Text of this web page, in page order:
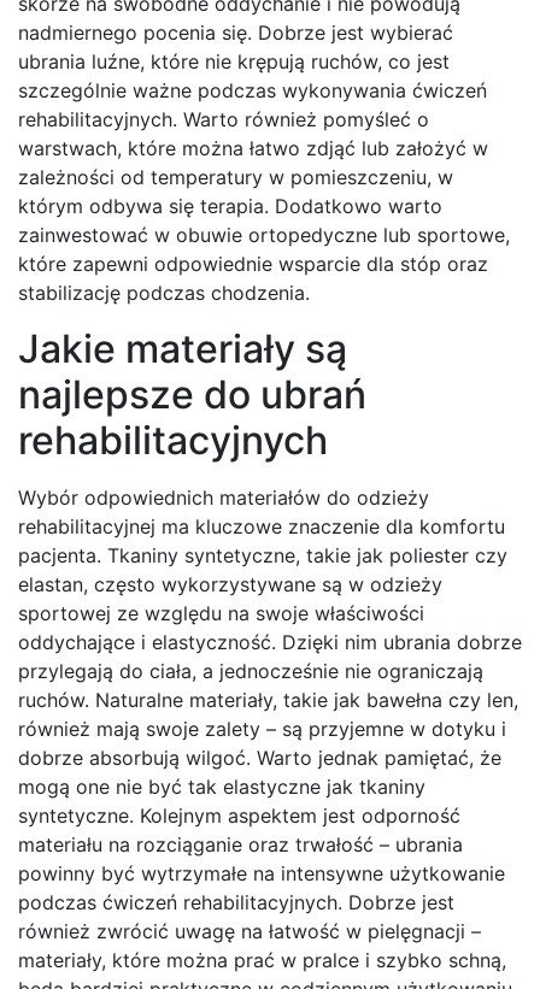
nadmiernego pocenia się. Dobrze jest wybierać
ubrania luźne, które nie krępują ruchów, co jest
szczególnie ważne podczas wykonywania ćwiczeń
rehabilitacyjnych. Warto również pomyśleć o
warstwach, które można łatwo zdjąć lub założyć w
zależności od temperatury w pomieszczeniu, w
którym odbywa się terapia. Dodatkowo warto
zainwestować w obuwie ortopedyczne lub sportowe,
które zapewni odpowiednie wsparcie dla stóp oraz
stabilizację podczas chodzenia.
Jakie materiały są
najlepsze do ubrań
rehabilitacyjnych
Wybór odpowiednich materiałów do odzieży
rehabilitacyjnej ma kluczowe znaczenie dla komfortu
pacjenta. Tkaniny syntetyczne, takie jak poliester czy
elastan, często wykorzystywane są w odzieży
sportowej ze względu na swoje właściwości
oddychające i elastyczność. Dzięki nim ubrania dobrze
przylegają do ciała, a jednocześnie nie ograniczają
ruchów. Naturalne materiały, takie jak bawełna czy len,
również mają swoje zalety – są przyjemne w dotyku i
dobrze absorbują wilgoć. Warto jednak pamiętać, że
mogą one nie być tak elastyczne jak tkaniny
syntetyczne. Kolejnym aspektem jest odporność
materiału na rozciąganie oraz trwałość – ubrania
powinny być wytrzymałe na intensywne użytkowanie
podczas ćwiczeń rehabilitacyjnych. Dobrze jest
również zwrócić uwagę na łatwość w pielęgnacji –
materiały, które można prać w pralce i szybko schną,